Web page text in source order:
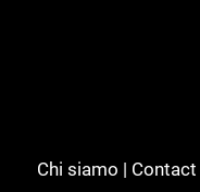
Chi siamo | Contact